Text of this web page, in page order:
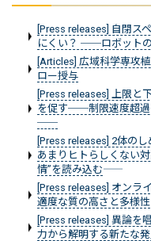
[Press releases] 自閉ス
にくい？ ──ロボット
[Articles] 広域科学専攻
ロー授与
[Press releases] 上限と
を促す──制限速度超過
──
[Press releases] 2体のし
あまりヒトらしくない
情”を読み込む――
[Press releases] オンラ
適度な質の高さと多様性
[Press releases] 異論を
力から解明する新たな発